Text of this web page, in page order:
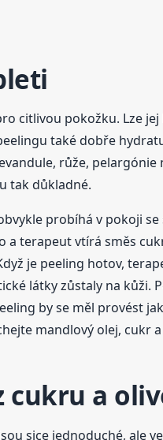
citlivou pokožku. Lze
také dobře
růže,
tak důkladné.
probíhá v pokoji
terapeut vtírá směs
je peeling hotov,
látky zůstaly na
by se měl provést
mandlový olej, cukr
cukru a
sice jednoduché, ale